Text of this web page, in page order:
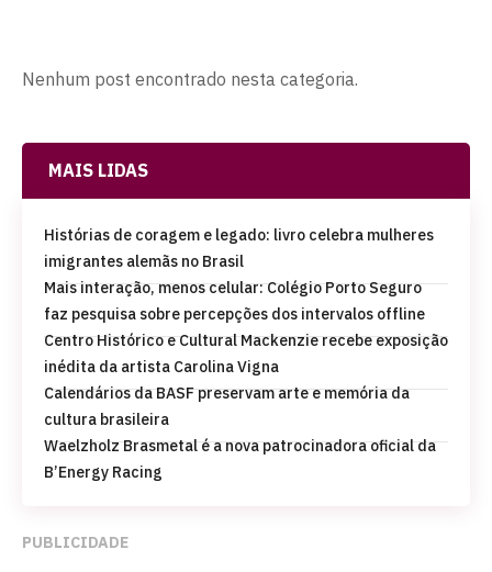
Nenhum post encontrado nesta categoria.
MAIS LIDAS
Histórias de coragem e legado: livro celebra mulheres
imigrantes alemãs no Brasil
Mais interação, menos celular: Colégio Porto Seguro
faz pesquisa sobre percepções dos intervalos offline
Centro Histórico e Cultural Mackenzie recebe exposição
inédita da artista Carolina Vigna
Calendários da BASF preservam arte e memória da
cultura brasileira
Waelzholz Brasmetal é a nova patrocinadora oficial da
B’Energy Racing
PUBLICIDADE